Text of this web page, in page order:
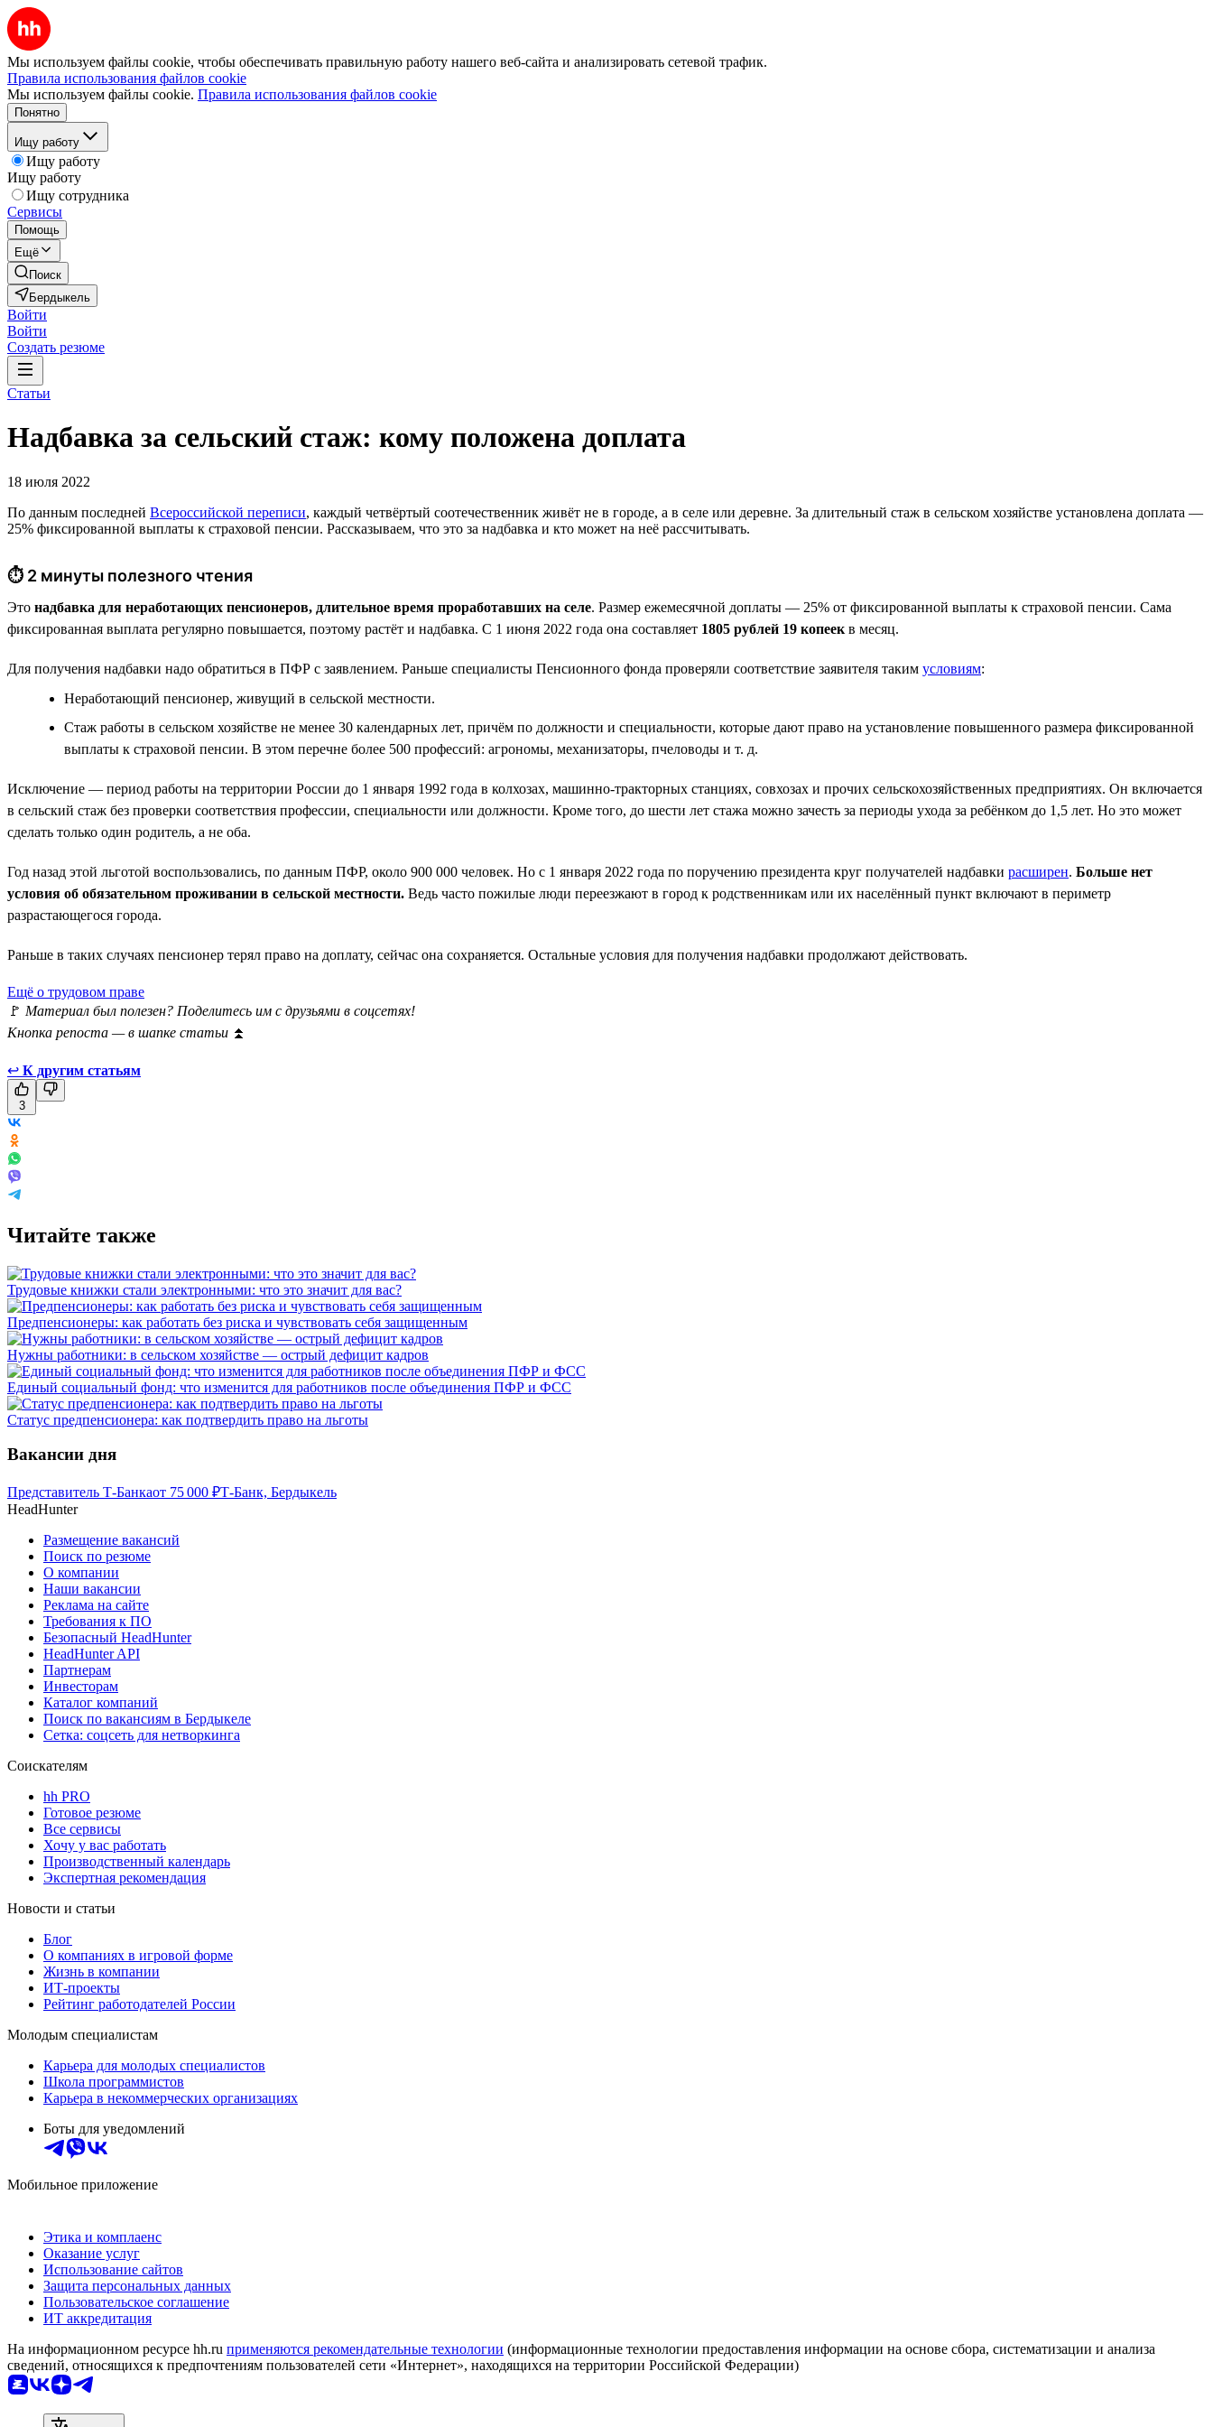
Мы используем файлы cookie, чтобы обеспечивать правильную работу нашего веб-сайта и анализировать сетевой трафик.
Правила использования файлов cookie
Мы используем файлы cookie. Правила использования файлов cookie
Понятно
Ищу работу
Ищу работу
Ищу работу
Ищу сотрудника
Сервисы
Помощь
Ещё
Поиск
Бердыкель
Войти
Войти
Создать резюме
Статьи
Надбавка за сельский стаж: кому положена доплата
18 июля 2022
По данным последней Всероссийской переписи, каждый четвёртый соотечественник живёт не в городе, а в селе или деревне. За длительный стаж в сельском хозяйстве установлена доплата —
25% фиксированной выплаты к страховой пенсии. Рассказываем, что это за надбавка и кто может на неё рассчитывать.
⏱ 2 минуты полезного чтения
Это надбавка для неработающих пенсионеров, длительное время проработавших на селе. Размер ежемесячной доплаты — 25% от фиксированной выплаты к страховой пенсии. Сама
фиксированная выплата регулярно повышается, поэтому растёт и надбавка. С 1 июня 2022 года она составляет 1805 рублей 19 копеек в месяц.
Для получения надбавки надо обратиться в ПФР с заявлением. Раньше специалисты Пенсионного фонда проверяли соответствие заявителя таким условиям:
Неработающий пенсионер, живущий в сельской местности.
Стаж работы в сельском хозяйстве не менее 30 календарных лет, причём по должности и специальности, которые дают право на установление повышенного размера фиксированной
выплаты к страховой пенсии. В этом перечне более 500 профессий: агрономы, механизаторы, пчеловоды и т. д.
Исключение — период работы на территории России до 1 января 1992 года в колхозах, машинно-тракторных станциях, совхозах и прочих сельскохозяйственных предприятиях. Он включается
в сельский стаж без проверки соответствия профессии, специальности или должности. Кроме того, до шести лет стажа можно зачесть за периоды ухода за ребёнком до 1,5 лет. Но это может
сделать только один родитель, а не оба.
Год назад этой льготой воспользовались, по данным ПФР, около 900 000 человек. Но с 1 января 2022 года по поручению президента круг получателей надбавки расширен. Больше нет
условия об обязательном проживании в сельской местности. Ведь часто пожилые люди переезжают в город к родственникам или их населённый пункт включают в периметр
разрастающегося города.
Раньше в таких случаях пенсионер терял право на доплату, сейчас она сохраняется. Остальные условия для получения надбавки продолжают действовать.
Ещё о трудовом праве
🚩 Материал был полезен? Поделитесь им с друзьями в соцсетях!
Кнопка репоста — в шапке статьи ⏫
↩ К другим статьям
3
Читайте также
Трудовые книжки стали электронными: что это значит для вас?
Предпенсионеры: как работать без риска и чувствовать себя защищенным
Нужны работники: в сельском хозяйстве — острый дефицит кадров
Единый социальный фонд: что изменится для работников после объединения ПФР и ФСС
Статус предпенсионера: как подтвердить право на льготы
Вакансии дня
Представитель Т-Банкаот 75 000 ₽Т-Банк, Бердыкель
HeadHunter
Размещение вакансий
Поиск по резюме
О компании
Наши вакансии
Реклама на сайте
Требования к ПО
Безопасный HeadHunter
HeadHunter API
Партнерам
Инвесторам
Каталог компаний
Поиск по вакансиям в Бердыкеле
Сетка: соцсеть для нетворкинга
Соискателям
hh PRO
Готовое резюме
Все сервисы
Хочу у вас работать
Производственный календарь
Экспертная рекомендация
Новости и статьи
Блог
О компаниях в игровой форме
Жизнь в компании
ИТ-проекты
Рейтинг работодателей России
Молодым специалистам
Карьера для молодых специалистов
Школа программистов
Карьера в некоммерческих организациях
Боты для уведомлений
Мобильное приложение
Этика и комплаенс
Оказание услуг
Использование сайтов
Защита персональных данных
Пользовательское соглашение
ИТ аккредитация
На информационном ресурсе hh.ru применяются рекомендательные технологии (информационные технологии предоставления информации на основе сбора, систематизации и анализа
сведений, относящихся к предпочтениям пользователей сети «Интернет», находящихся на территории Российской Федерации)